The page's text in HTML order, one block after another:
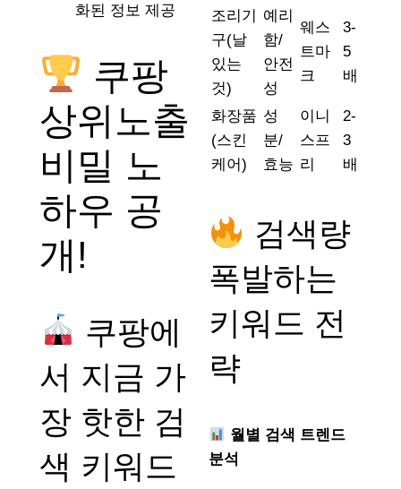
화된 정보 제공
쿠팡
상위노출
비밀 노
하우 공
개!
쿠팡에
서 지금 가
장 핫한 검
색 키워드
조리기
구(날
있는
것)
예리
함/
안전
성
웨스
트마
크
3-
5
배
화장품
(스킨
케어)
성
분/
효능
이니
스프
리
2-
3
배
검색량
폭발하는
키워드 전
략
월별 검색 트렌드
분석